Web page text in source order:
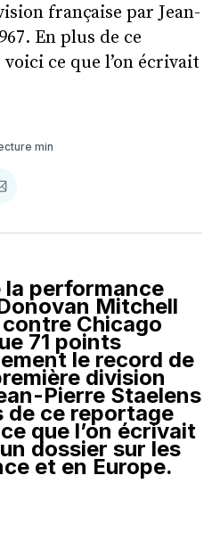
française par Jean-
En plus de ce
ce que l’on écrivait
min
la performance
Mitchell
Chicago
71 points
le record de
division
Pierre Staelens
de ce reportage
que l’on écrivait
dossier sur les
et en Europe.